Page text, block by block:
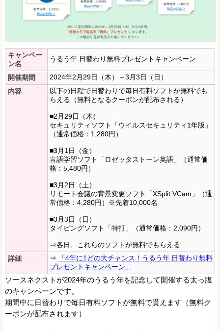
キャンペー
ン名
うるう年 日替わり無料プレゼントキャンペーン
開催期間
2024年2月29日（木）～3月3日（日）
内容
以下の日程で日替わりで毎日有料ソフトが無料でも
らえる（無料となるクーポンが配布される）
■2月29日（木）
セキュリティソフト「ウイルスセキュリティ1年版」
（通常価格：1,280円）
■3月1日（金）
言語学習ソフト「ロゼッタストーン英語」（通常価
格：5,480円）
■3月2日（土）
リモート会議の背景変更ソフト「XSplit VCam」（通
常価格：4,280円）※先着10,000名
■3月3日（日）
タイピングソフト「特打」（通常価格：2,090円）
⇒各日、これらのソフトが無料でもらえる
詳細
⇒
「4年に1どの大チャンス！うるう年 日替わり無料
プレゼントキャンペーン」
ソースネクストが2024年のうるう年を記念して開催する太っ腹
のキャンペーンです。
期間中に日替わりで毎日有料ソフトが無料で貰えます（無料ク
ーポンが配布されます）